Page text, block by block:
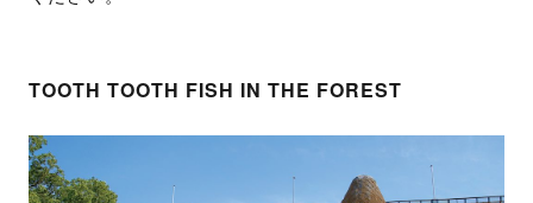
TOOTH TOOTH FISH IN THE FOREST